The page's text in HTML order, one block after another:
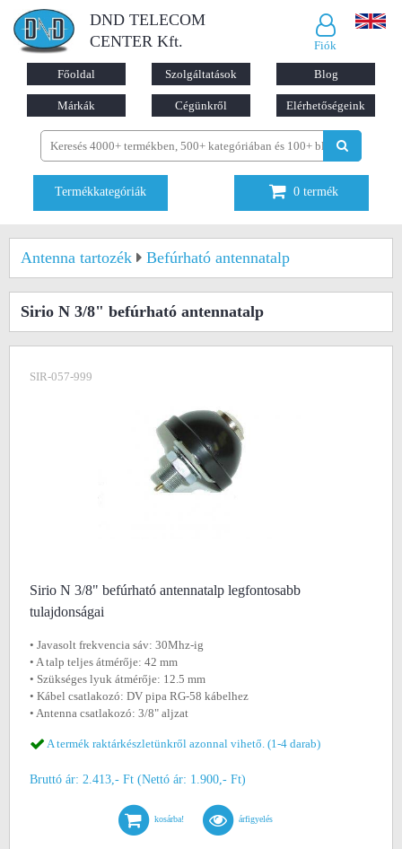
DND TELECOM
CENTER Kft.
Fiók
Főoldal Szolgáltatások Blog
Márkák Cégünkről Elérhetőségeink
Termékkategóriák 0 termék
Antenna tartozék Befúrható antennatalp
Sirio N 3/8" befúrható antennatalp
SIR-057-999
Sirio N 3/8" befúrható antennatalp legfontosabb
tulajdonságai
• Javasolt frekvencia sáv: 30Mhz-ig
• A talp teljes átmérője: 42 mm
• Szükséges lyuk átmérője: 12.5 mm
• Kábel csatlakozó: DV pipa RG-58 kábelhez
• Antenna csatlakozó: 3/8" aljzat
A termék raktárkészletünkről azonnal vihető. (1-4 darab)
Bruttó ár: 2.413,- Ft (Nettó ár: 1.900,- Ft)
kosárba! árfigyelés